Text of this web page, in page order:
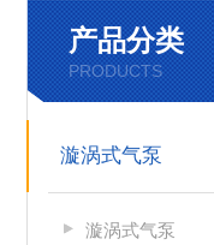
产品分类
PRODUCTS
漩涡式气泵
漩涡式气泵